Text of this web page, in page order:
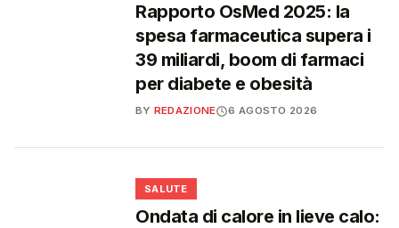
Rapporto OsMed 2025: la
spesa farmaceutica supera i
39 miliardi, boom di farmaci
per diabete e obesità
BY REDAZIONE 6 AGOSTO 2026
SALUTE
Ondata di calore in lieve calo: